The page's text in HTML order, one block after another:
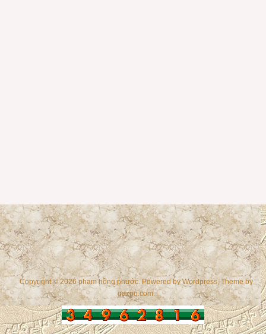
Copyright © 2026 phạm hồng phước. Powered byWordpress, Theme by
gazpo.com.